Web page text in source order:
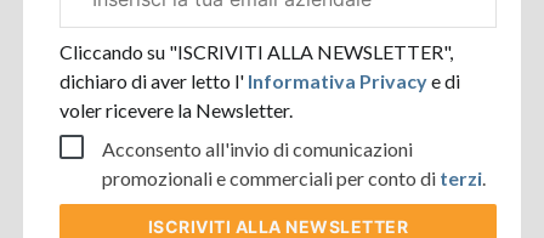
aziendale
Cliccando su "ISCRIVITI ALLA NEWSLETTER",
dichiaro di aver letto l' Informativa Privacye di
voler ricevere la Newsletter.
Acconsento all'invio di comunicazioni
promozionali e commerciali per conto di terzi
ISCRIVITI ALLA NEWSLETTER